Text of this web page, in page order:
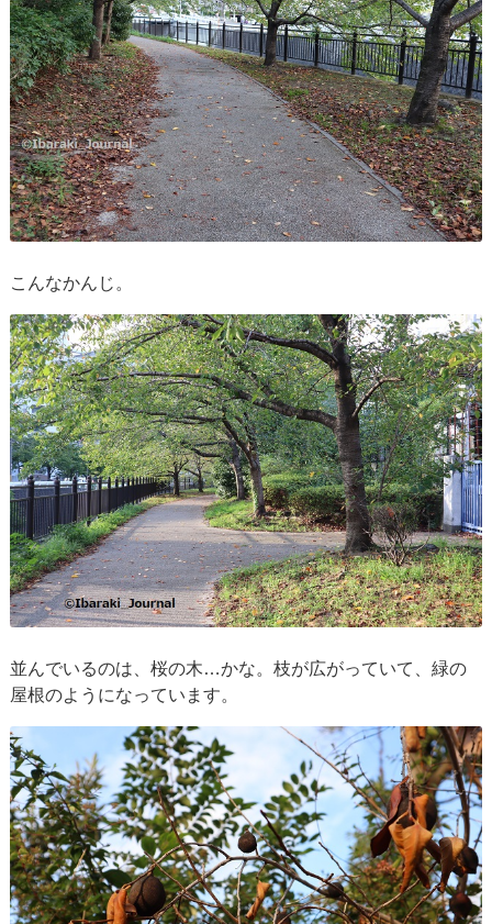
こんなかんじ。
並んでいるのは、桜の木…かな。枝が広がっていて、緑の
屋根のようになっています。